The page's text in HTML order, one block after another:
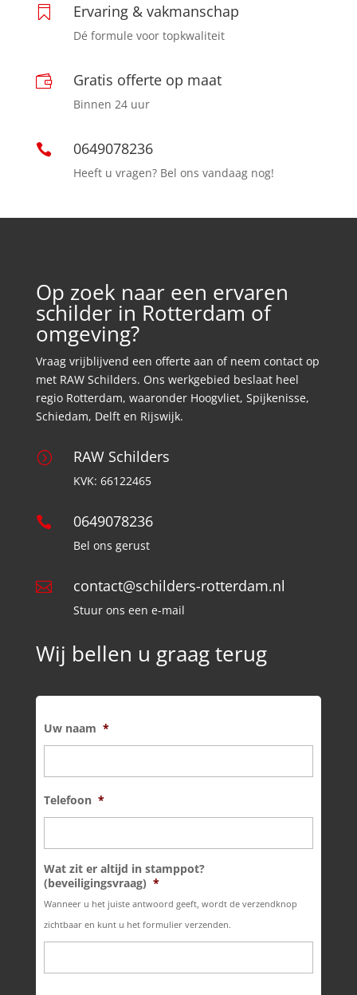
 Ervaring & vakmanschap
Dé formule voor topkwaliteit
 Gratis offerte op maat
Binnen 24 uur
 0649078236
Heeft u vragen? Bel ons vandaag nog!
Op zoek naar een ervaren
schilder in Rotterdam of
omgeving?
Vraag vrijblijvend een offerte aan of neem contact op
met RAW Schilders. Ons werkgebied beslaat heel
regio Rotterdam, waaronder Hoogvliet, Spijkenisse,
Schiedam, Delft en Rijswijk.
= RAW Schilders
KVK: 66122465
 0649078236
Bel ons gerust
 contact@schilders-rotterdam.nl
Stuur ons een e-mail
Wij bellen u graag terug
Uw naam *
Telefoon *
Wat zit er altijd in stamppot?
(beveiligingsvraag) *
Wanneer u het juiste antwoord geeft, wordt de verzendknop
zichtbaar en kunt u het formulier verzenden.